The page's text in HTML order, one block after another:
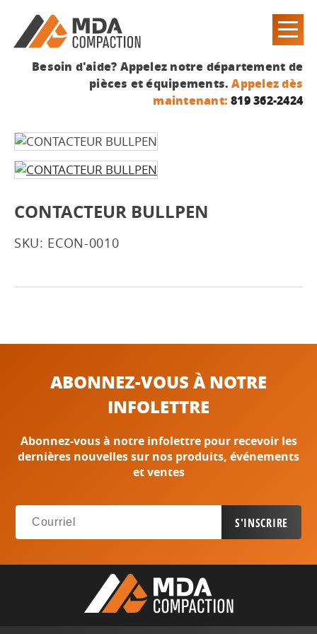
Besoin d'aide? Appelez notre département de
pièces et équipements.Appelez dès
maintenant: 819 362-2424
CONTACTEUR BULLPEN
SKU: ECON-0010
ABONNEZ-VOUS À NOTRE
INFOLETTRE
Abonnez-vous à notre infolettre pour recevoir les
dernières nouvelles sur nos produits, événements
et ventes